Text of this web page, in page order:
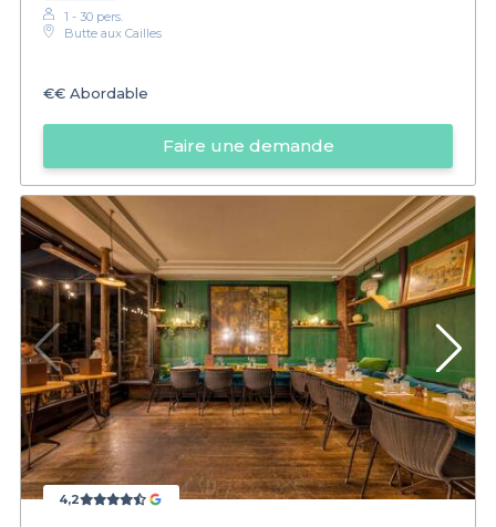
1 - 30 pers.
Butte aux Cailles
€€ Abordable
Faire une demande
4,2